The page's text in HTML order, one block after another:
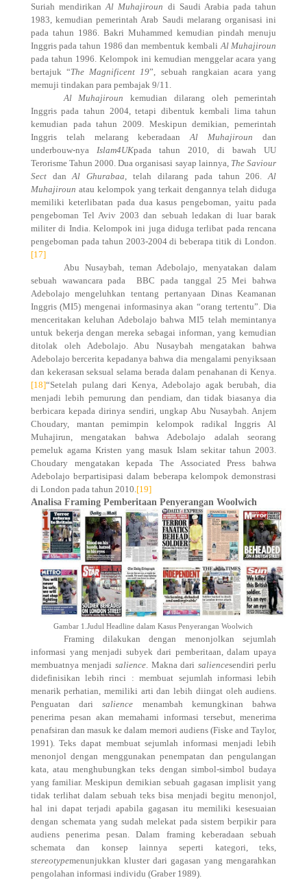
Suriah mendirikanAl Muhajiroun di Saudi Arabia pada tahun
1983, kemudian pemerintah Arab Saudi melarang organisasi ini
pada tahun 1986. Bakri Muhammed kemudian pindah menuju
Inggris pada tahun 1986 dan membentuk kembaliAl Muhajiroun
pada tahun 1996. Kelompok ini kemudian menggelar acara yang
bertajuk “The Magnificent 19”, sebuah rangkaian acara yang
memuji tindakan para pembajak 9/11.
Al Muhajiroun kemudian dilarang oleh pemerintah
Inggris pada tahun 2004, tetapi dibentuk kembali lima tahun
kemudian pada tahun 2009. Meskipun demikian, pemerintah
Inggris telah melarang keberadaanAl Muhajiroun dan
underbouw-nyaIslam4UKpada tahun 2010, di bawah UU
Terorisme Tahun 2000. Dua organisasi sayap lainnya, The Saviour
SectdanAl Ghurabaa, telah dilarang pada tahun 206.Al
Muhajiroun atau kelompok yang terkait dengannya telah diduga
memiliki keterlibatan pada dua kasus pengeboman, yaitu pada
pengeboman Tel Aviv 2003 dan sebuah ledakan di luar barak
militer di India. Kelompok ini juga diduga terlibat pada rencana
pengeboman pada tahun 2003-2004 di beberapa titik di London.
[17]
Abu Nusaybah, teman Adebolajo, menyatakan dalam
sebuah wawancara pada
BBC pada tanggal 25 Mei bahwa
Adebolajo mengeluhkan tentang pertanyaan Dinas Keamanan
Inggris (MI5) mengenai informasinya akan “orang tertentu”. Dia
menceritakan keluhan Adebolajo bahwa MI5 telah memintanya
untuk bekerja dengan mereka sebagai informan, yang kemudian
ditolak oleh Adebolajo. Abu Nusaybah mengatakan bahwa
Adebolajo bercerita kepadanya bahwa dia mengalami penyiksaan
dan kekerasan seksual selama berada dalam penahanan di Kenya.
[18]“Setelah pulang dari Kenya, Adebolajo agak berubah, dia
menjadi lebih pemurung dan pendiam, dan tidak biasanya dia
berbicara kepada dirinya sendiri, ungkap Abu Nusaybah. Anjem
Choudary, mantan pemimpin kelompok radikal Inggris Al
Muhajirun, mengatakan bahwa Adebolajo adalah seorang
pemeluk agama Kristen yang masuk Islam sekitar tahun 2003.
Choudary mengatakan kepada The Associated Press bahwa
Adebolajo berpartisipasi dalam beberapa kelompok demonstrasi
di London pada tahun 2010.[19]
Analisa Framing Pemberitaan Penyerangan Woolwich
Gambar 1.Judul Headline dalam Kasus Penyerangan Woolwich
Framing dilakukan dengan menonjolkan sejumlah
informasi yang menjadi subyek dari pemberitaan, dalam upaya
membuatnya menjadi salience. Makna dari saliencesendiri perlu
didefinisikan lebih rinci : membuat sejumlah informasi lebih
menarik perhatian, memiliki arti dan lebih diingat oleh audiens.
Penguatan darisalience menambah kemungkinan bahwa
penerima pesan akan memahami informasi tersebut, menerima
penafsiran dan masuk ke dalam memori audiens (Fiske and Taylor,
1991). Teks dapat membuat sejumlah informasi menjadi lebih
menonjol dengan menggunakan penempatan dan pengulangan
kata, atau menghubungkan teks dengan simbol-simbol budaya
yang familiar. Meskipun demikian sebuah gagasan implisit yang
tidak terlihat dalam sebuah teks bisa menjadi begitu menonjol,
hal ini dapat terjadi apabila gagasan itu memiliki kesesuaian
dengan schemata yang sudah melekat pada sistem berpikir para
audiens penerima pesan. Dalam framing keberadaan sebuah
schemata dan konsep lainnya seperti kategori, teks,
stereotypemenunjukkan kluster dari gagasan yang mengarahkan
pengolahan informasi individu (Graber 1989).